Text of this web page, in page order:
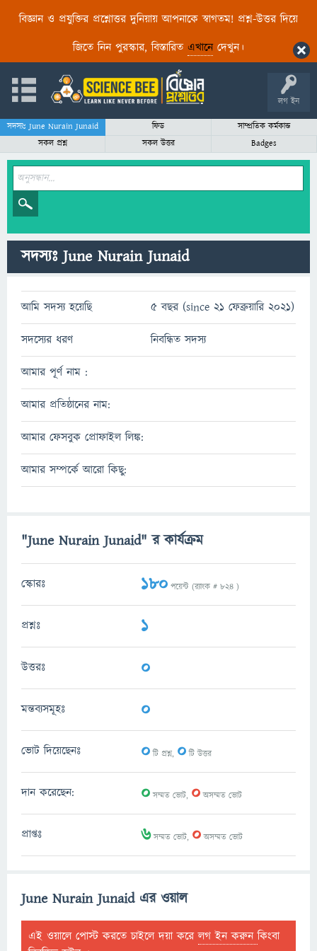
বিজ্ঞান ও প্রযুক্তির প্রশ্নোত্তর দুনিয়ায় আপনাকে স্বাগতম! প্রশ্ন-উত্তর দিয়ে
জিতে নিন পুরস্কার, বিস্তারিত এখানেদেখুন।
লগ ইন
সদস্যঃ June Nurain Junaid ফিড
সাম্প্রতিক কর্মকান্ড
সকল প্রশ্ন
সকল উত্তর Badges
সদস্যঃ June Nurain Junaid
আমি সদস্য হয়েছি 5 বছর (since 21 ফেব্রুয়ারি 2021)
সদস্যের ধরণ নিবন্ধিত সদস্য
আমার পূর্ণ নাম :
আমার প্রতিষ্ঠানের নাম:
আমার ফেসবুক প্রোফাইল লিঙ্ক:
আমার সম্পর্কে আরো কিছু:
"June Nurain Junaid" র কার্যক্রম
স্কোরঃ 180 পয়েন্ট (র‌্যাংক # 824 )
প্রশ্নঃ 1
উত্তরঃ 0
মন্তব্যসমূহঃ 0
ভোট দিয়েছেনঃ 0টি প্রশ্ন, 0টি উত্তর
দান করেছেন: 0সম্মত ভোট, 0অসম্মত ভোট
প্রাপ্তঃ 6সম্মত ভোট, 0অসম্মত ভোট
June Nurain Junaid এর ওয়াল
এই ওয়ালে পোস্ট করতে চাইলে দয়া করেলগ ইন করুনকিংবা